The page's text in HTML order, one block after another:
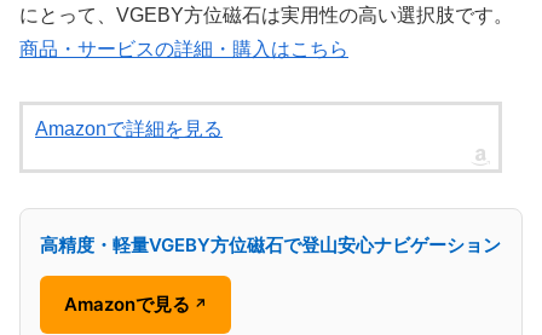
にとって、VGEBY方位磁石は実用性の高い選択肢です。
商品・サービスの詳細・購入はこちら
Amazonで詳細を見る
高精度・軽量VGEBY方位磁石で登山安心ナビゲーション
Amazonで見る ↗